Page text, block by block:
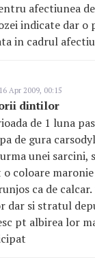
afectiunea
indicate dar o
in cadrul
Apr 2009, 00:15
dintilor
de 1 luna
de gura
unei sarcini,
coloare maronie
ca de calcar.
dar si stratul
pt albirea lor